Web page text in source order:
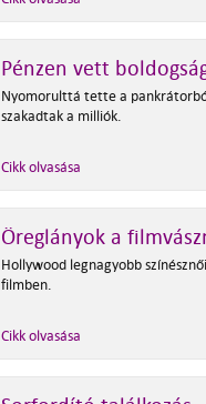
Pénzen vett
Nyomorulttá tette a
szakadtak a milliók.
Cikk olvasása
Öreglányok a
Hollywood legnagyobb
filmben.
Cikk olvasása